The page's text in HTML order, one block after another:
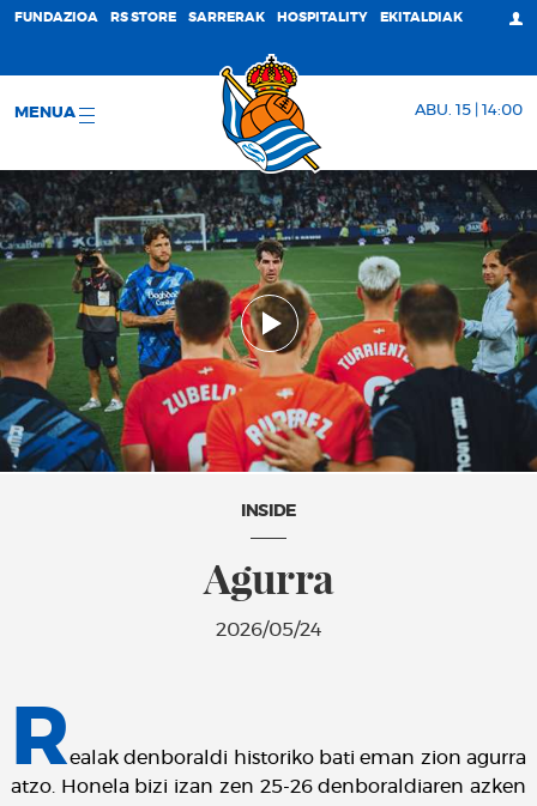
FUNDAZIOA RS STORE SARRERAK HOSPITALITY EKITALDIAK
MENUA ABU. 15 | 14:00
INSIDE
Agurra
2026/05/24
Realak denboraldi historiko bati eman zion agurra
atzo. Honela bizi izan zen 25-26 denboraldiaren azken